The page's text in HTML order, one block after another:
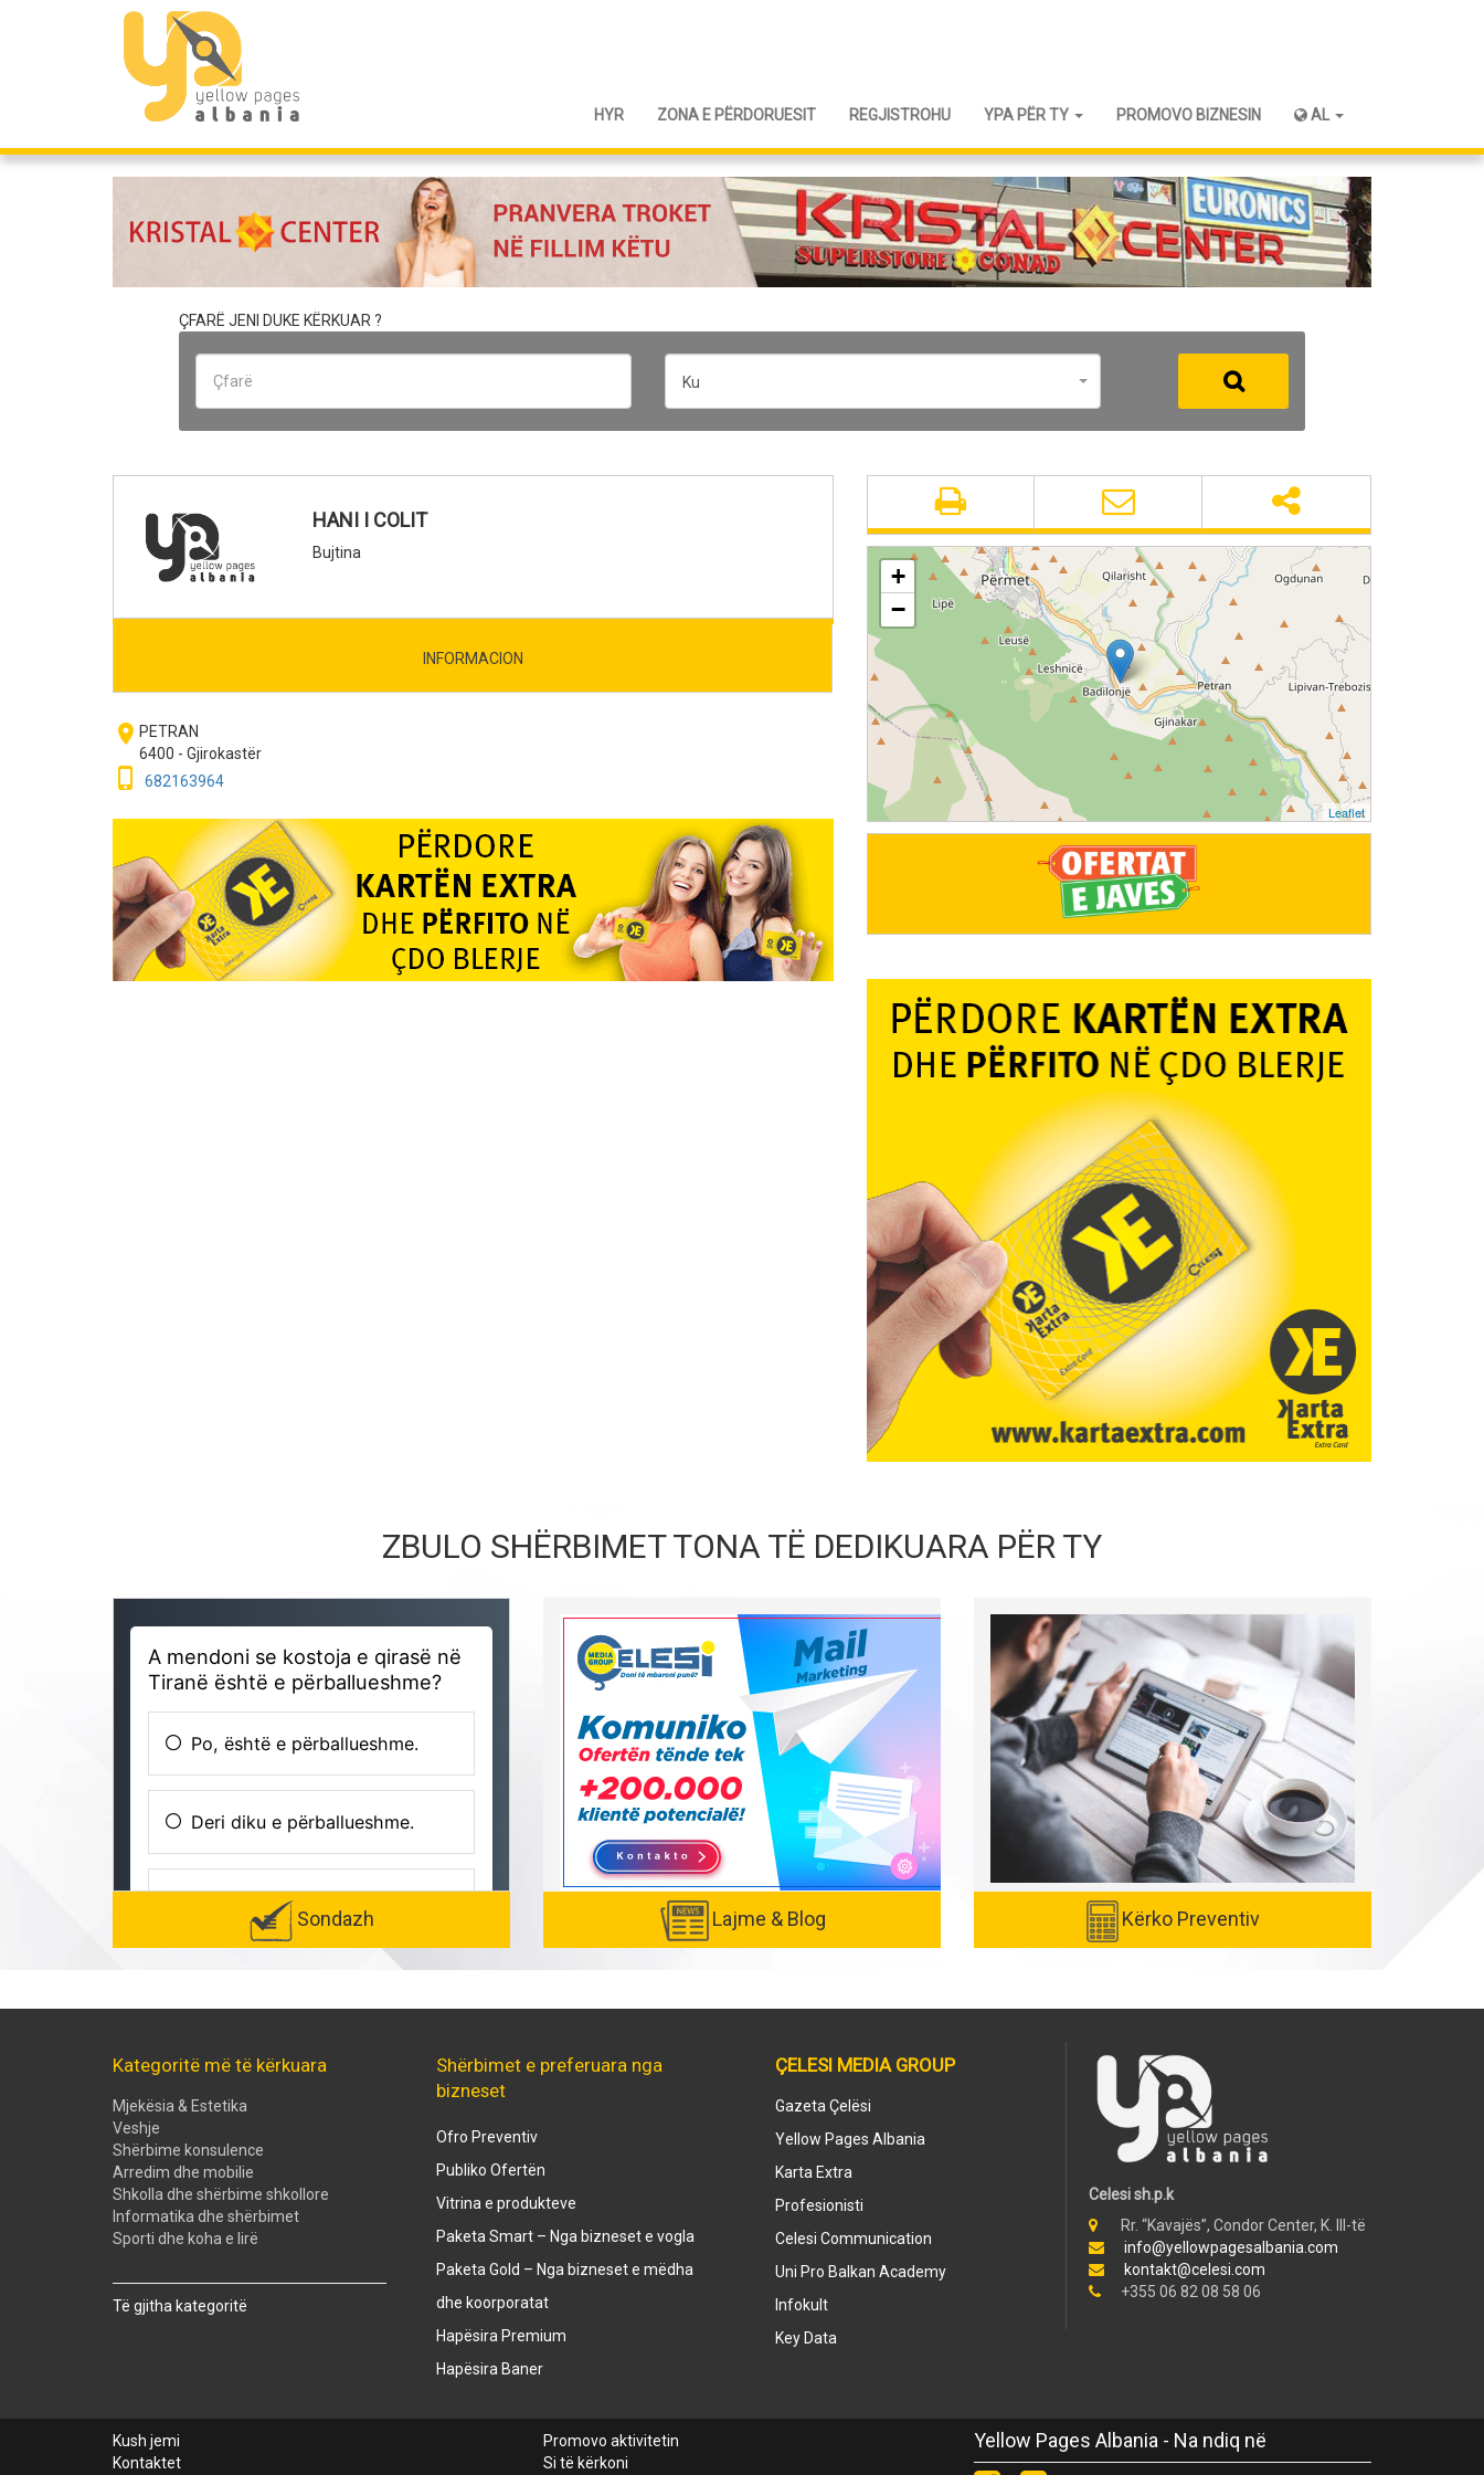
HYR ZONA E PËRDORUESIT REGJISTROHU YPA PËR TY PROMOVO BIZNESIN AL
ÇFARË JENI DUKE KËRKUAR ?
Ku
HANI I COLIT
Bujtina
INFORMACION
room PETRAN
6400 - Gjirokastër
phone_iphone 682163964
+
−
Leaflet
ZBULO SHËRBIMET TONA TË DEDIKUARA PËR TY
Sondazh Lajme & Blog Kërko Preventiv
Kategoritë më të kërkuara
Mjekësia & Estetika
Veshje
Shërbime konsulence
Arredim dhe mobilie
Shkolla dhe shërbime shkollore
Informatika dhe shërbimet
Sporti dhe koha e lirë
Të gjitha kategoritë
Shërbimet e preferuara nga
bizneset
Ofro Preventiv
Publiko Ofertën
Vitrina e produkteve
Paketa Smart – Nga bizneset e vogla
Paketa Gold – Nga bizneset e mëdha
dhe koorporatat
Hapësira Premium
Hapësira Baner
ÇELESI MEDIA GROUP
Gazeta Çelësi
Yellow Pages Albania
Karta Extra
Profesionisti
Celesi Communication
Uni Pro Balkan Academy
Infokult
Key Data
Celesi sh.p.k
Rr. “Kavajës”, Condor Center, K. III-të
info@yellowpagesalbania.com
kontakt@celesi.com
+355 06 82 08 58 06
Kush jemi
Kontaktet
Promovo aktivitetin
Si të kërkoni
Yellow Pages Albania - Na ndiq në